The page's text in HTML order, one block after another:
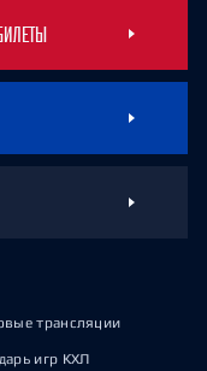
трансляции
игр КХЛ